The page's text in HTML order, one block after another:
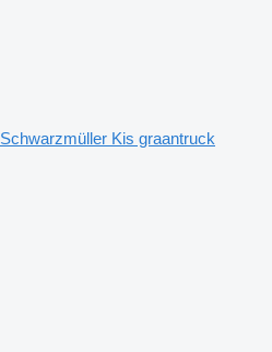
Schwarzmüller Kis graantruck